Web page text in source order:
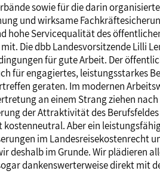
sowie für die darin
und wirksame
hohe Servicequalität des
Die dbb Landesvorsitzende Lilli
für gute Arbeit. Der
für engagiertes, leistungsstarkes
geraten. Im modernen
an einem Strang ziehen nach
der Attraktivität des
Aber ein
im Landesreisekostenrecht
deshalb im Grunde. Wir plädieren
dankenswerterweise direkt mit